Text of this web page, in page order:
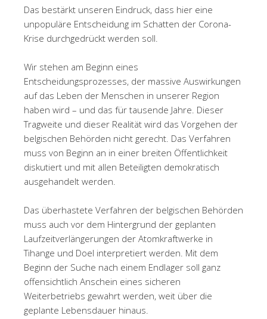
Das bestärkt unseren Eindruck, dass hier eine
unpopuläre Entscheidung im Schatten der Corona-
Krise durchgedrückt werden soll.
Wir stehen am Beginn eines
Entscheidungsprozesses, der massive Auswirkungen
auf das Leben der Menschen in unserer Region
haben wird – und das für tausende Jahre. Dieser
Tragweite und dieser Realität wird das Vorgehen der
belgischen Behörden nicht gerecht. Das Verfahren
muss von Beginn an in einer breiten Öffentlichkeit
diskutiert und mit allen Beteiligten demokratisch
ausgehandelt werden.
Das überhastete Verfahren der belgischen Behörden
muss auch vor dem Hintergrund der geplanten
Laufzeitverlängerungen der Atomkraftwerke in
Tihange und Doel interpretiert werden. Mit dem
Beginn der Suche nach einem Endlager soll ganz
offensichtlich Anschein eines sicheren
Weiterbetriebs gewahrt werden, weit über die
geplante Lebensdauer hinaus.